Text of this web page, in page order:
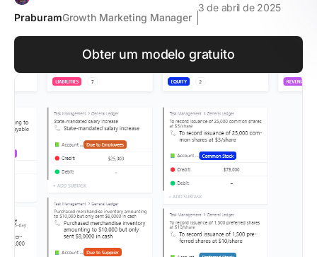
PraburamGrowth Marketing Manager
3 de abril de 2025
Obter um modelo gratuito